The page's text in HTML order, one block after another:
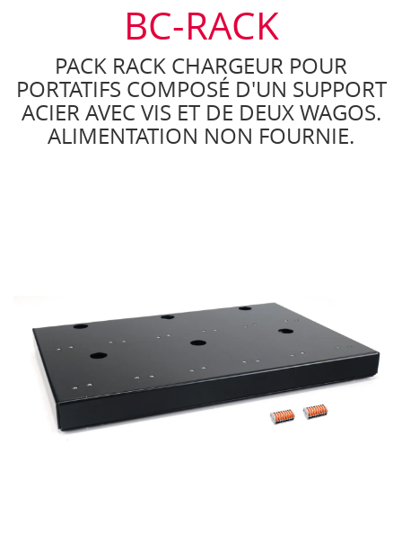
BC-RACK
PACK RACK CHARGEUR POUR
PORTATIFS COMPOSÉ D'UN SUPPORT
ACIER AVEC VIS ET DE DEUX WAGOS.
ALIMENTATION NON FOURNIE.